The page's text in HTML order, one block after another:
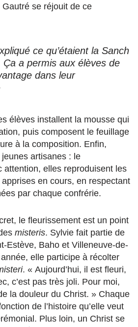
se réjouit de ce
ce qu’étaient la Sanch
Ça a permis aux élèves de
dans leur
élèves installent la mousse qui
puis composent le feuillage
à la composition. Enfin,
jeunes artisanes : le
attention, elles reproduisent les
apprises en cours, en respectant
par chaque confrérie.
le fleurissement est un point
misteris. Sylvie fait partie de
Estève, Baho et Villeneuve-de-
elle participe à récolter
. « Aujourd’hui, il est fleuri,
c’est pas très joli. Pour moi,
la douleur du Christ. » Chaque
de l’histoire qu’elle veut
Plus loin, un Christ se